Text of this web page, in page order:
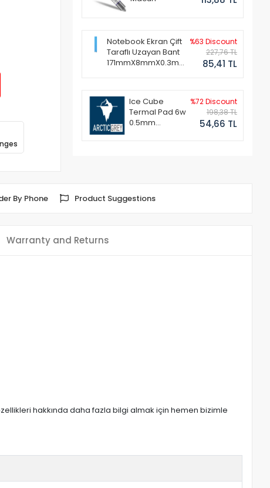
Notebook Ekran Çift
Taraflı Uzayan Bant
171mmX8mmX0.3mm
%63 Discount
227,76 TL
85,41 TL
Ice Cube
Termal Pad 6w
0.5mm
%72 Discount
198,38 TL
54,66 TL
By Phone Product Suggestions
Warranty and Returns
hakkında daha fazla bilgi almak için hemen bizimle